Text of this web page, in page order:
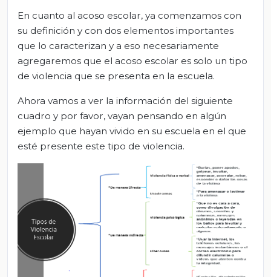
En cuanto al acoso escolar, ya comenzamos con
su definición y con dos elementos importantes
que lo caracterizan y a eso necesariamente
agregaremos que el acoso escolar es solo un tipo
de violencia que se presenta en la escuela.
Ahora vamos a ver la información del siguiente
cuadro y por favor, vayan pensando en algún
ejemplo que hayan vivido en su escuela en el que
esté presente este tipo de violencia.